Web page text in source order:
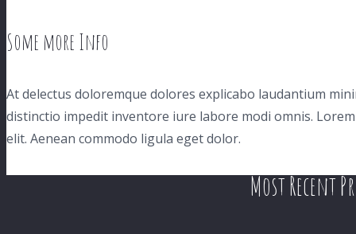
Some more Info
At delectus doloremque dolores explicabo laudantium
distinctio impedit inventore iure labore modi omnis.
elit. Aenean commodo ligula eget dolor.
Most Recent